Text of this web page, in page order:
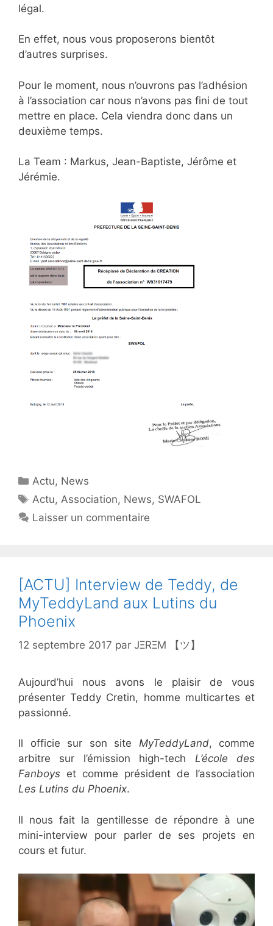
légal.
En effet, nous vous proposerons bientôt
d’autres surprises.
Pour le moment, nous n’ouvrons pas l’adhésion
à l’association car nous n’avons pas fini de tout
mettre en place. Cela viendra donc dans un
deuxième temps.
La Team : Markus, Jean-Baptiste, Jérôme et
Jérémie.
Catégories
Actu, News
Étiquettes
Actu,Association, News, SWAFOL
Laisser un commentaire
[ACTU] Interview de Teddy, de
MyTeddyLand aux Lutins du
Phoenix
12 septembre 2017 par JΞRΞM 【ツ】
Aujourd’hui nous avons le plaisir de vous
présenter Teddy Cretin, homme multicartes et
passionné.
Il officie sur son site MyTeddyLand, comme
arbitre sur l’émission high-tech L’école des
Fanboys et comme président de l’association
Les Lutins du Phoenix.
Il nous fait la gentillesse de répondre à une
mini-interview pour parler de ses projets en
cours et futur.